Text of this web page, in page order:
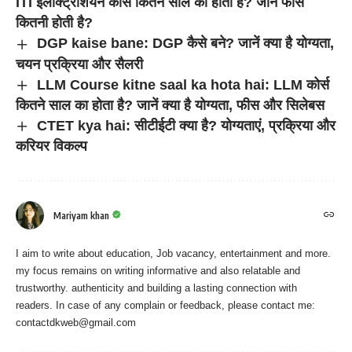
कितनी होती है?
DGP kaise bane: DGP कैसे बने? जानें क्या है योग्यता,
चयन प्रक्रिया और सैलरी
LLM Course kitne saal ka hota hai: LLM कोर्स
कितने साल का होता है? जानें क्या है योग्यता, फीस और सिलेबस
CTET kya hai: सीटीईटी क्या है? योग्यताएं, प्रक्रिया और
करियर विकल्प
Mariyam khan
I aim to write about education, Job vacancy, entertainment and more.
my focus remains on writing informative and also relatable and
trustworthy. authenticity and building a lasting connection with
readers. In case of any complain or feedback, please contact me:
contactdkweb@gmail.com